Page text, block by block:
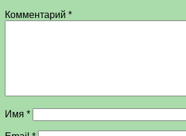
Комментарий *
Имя *